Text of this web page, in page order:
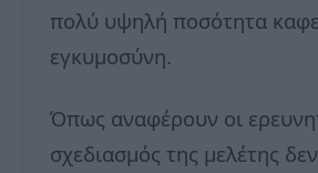
πολύ υψηλή ποσότητα
εγκυμοσύνη.
Όπως αναφέρουν οι
σχεδιασμός της μελέτης